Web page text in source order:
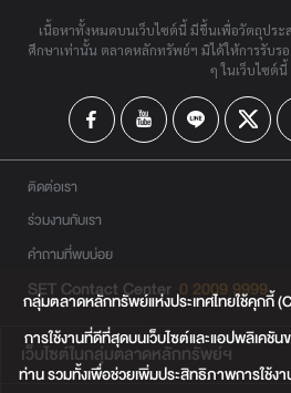
เนื้อหาทั้งหมดบนเว็บไซต์นี้ มีขึ้นเพื่อวัตถุประ
ศึกษาเท่านั้น ตลาดหลักทรัพย์ฯ มิได้ให้การรับร
ๆ ในเว็บไซต์นี้
ติดต่อเรา
ร่วมงานกับเรา
คำถามที่พบบ่อย
SET Contact Center 0 2009 9999
เว็บไซต์ในกลุ่มตลาดหลักทรัพย์ฯ
กลุ่มตลาดหลักทรัพย์แห่งประเทศไทยใช้คุกกี้
การใช้งานที่ดีที่สุดบนเว็บไซต์และแอปพลิเค
ท่าน รวมทั้งเพื่อช่วยเพิ่มประสิทธิภาพการใช้ง